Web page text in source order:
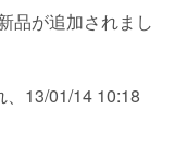
品が追加されまし
、13/01/14 10:18